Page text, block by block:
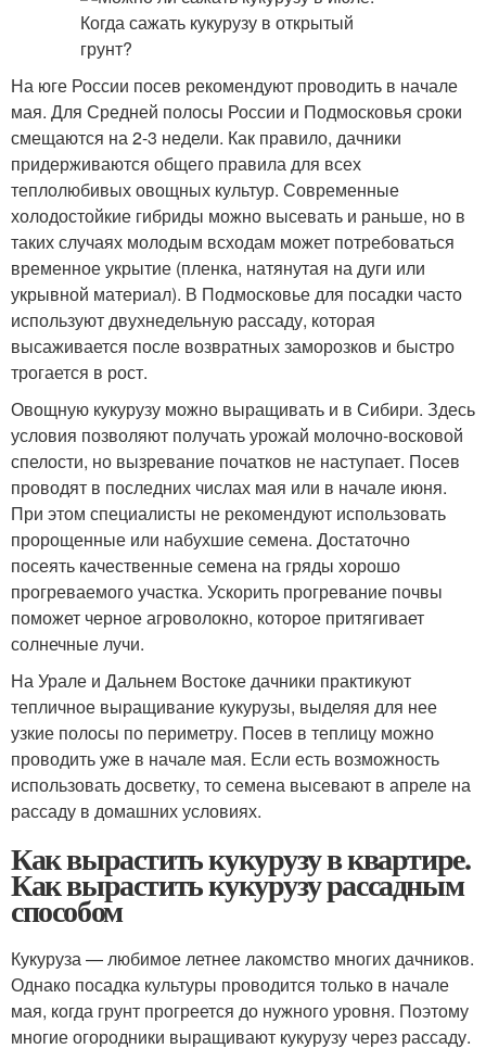
На юге России посев рекомендуют проводить в начале
мая. Для Средней полосы России и Подмосковья сроки
смещаются на 2-3 недели. Как правило, дачники
придерживаются общего правила для всех
теплолюбивых овощных культур. Современные
холодостойкие гибриды можно высевать и раньше, но в
таких случаях молодым всходам может потребоваться
временное укрытие (пленка, натянутая на дуги или
укрывной материал). В Подмосковье для посадки часто
используют двухнедельную рассаду, которая
высаживается после возвратных заморозков и быстро
трогается в рост.
Овощную кукурузу можно выращивать и в Сибири. Здесь
условия позволяют получать урожай молочно-восковой
спелости, но вызревание початков не наступает. Посев
проводят в последних числах мая или в начале июня.
При этом специалисты не рекомендуют использовать
пророщенные или набухшие семена. Достаточно
посеять качественные семена на гряды хорошо
прогреваемого участка. Ускорить прогревание почвы
поможет черное агроволокно, которое притягивает
солнечные лучи.
На Урале и Дальнем Востоке дачники практикуют
тепличное выращивание кукурузы, выделяя для нее
узкие полосы по периметру. Посев в теплицу можно
проводить уже в начале мая. Если есть возможность
использовать досветку, то семена высевают в апреле на
рассаду в домашних условиях.
Как вырастить кукурузу в квартире.
Как вырастить кукурузу рассадным
способом
Кукуруза — любимое летнее лакомство многих дачников.
Однако посадка культуры проводится только в начале
мая, когда грунт прогреется до нужного уровня. Поэтому
многие огородники выращивают кукурузу через рассаду.